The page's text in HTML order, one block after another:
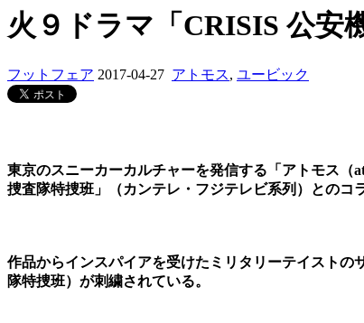
火９ドラマ「CRISIS 公安
フットフェア 2017-04-27 アトモス, ユービック
東京のスニーカーカルチャーを発信する「アトモス
捜査隊特捜班」（カンテレ・フジテレビ系列）とのコ
作品からインスパイアを受けたミリタリーテイスト
隊特捜班）が刺繍されている。